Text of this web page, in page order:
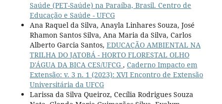
Saúde (PET-Saúde) na Paraíba, Brasil. Centro de
Educação e Saúde - UFCG
Ana Raquel da Silva, Anayla Linhares Souza, José
Rhamon Santos Silva, Ana Maria da Silva, Carlos
Alberto Garcia Santos, EDUCAÇÃO AMBIENTAL NA
TRILHA DO JATOBÁ - HORTO FLORESTAL OLHO
D'ÁGUA DA BICA CES/UFCG , Caderno Impacto em
Extensão: v. 3 n. 1 (2023): XVI Encontro de Extensão
Universitária da UFCG
Larissa da Silva Queiroz, Cecília Rodrigues Souza